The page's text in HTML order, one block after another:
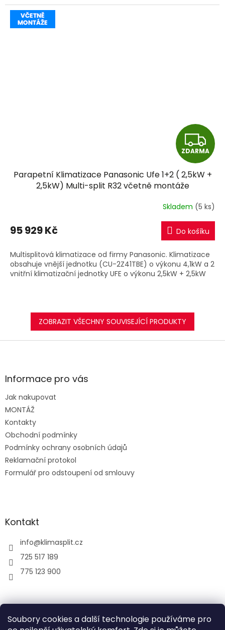
Soubory cookies a další technologie používáme pro
Z
D
A
R
M
A
ZDARMA
Parapetní Klimatizace Panasonic Ufe 1+2 ( 2,5kW +
2,5kW) Multi-split R32 včetně montáže
Skladem (5 ks)
95 929 Kč Do košíku
Multisplitová klimatizace od firmy Panasonic. Klimatizace
obsahuje vnější jednotku (CU-2Z41TBE) o výkonu 4,1kW a 2
vnitřní klimatizační jednotky UFE o výkonu 2,5kW + 2,5kW
ZOBRAZIT VŠECHNY SOUVISEJÍCÍ PRODUKTY
Z
aInformace pro vás
Jak nakupovat
MONTÁŽ
Kontakty
Obchodní podmínky
Podmínky ochrany osobních údajů
Reklamační protokol
Formulář pro odstoupení od smlouvy
Kontakt
info@klimasplit.cz
725 517 189
775 123 900
air-cool